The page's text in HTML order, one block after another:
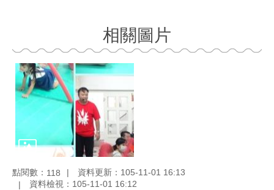
相關圖片
點閱數： 118
資料更新：105-11-01 16:13
資料檢視：105-11-01 16:12